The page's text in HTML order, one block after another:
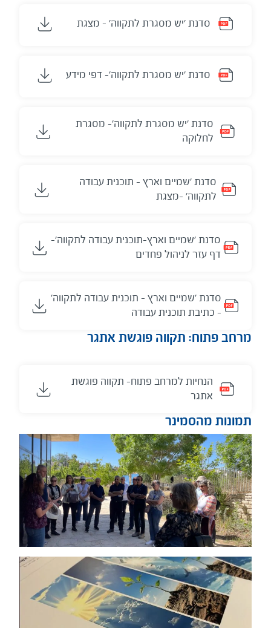
סדנת 'יש מסגרת לתקווה' - מצגת
סדנת 'יש מסגרת לתקווה'- דפי מידע
סדנת 'יש מסגרת לתקווה'- מסגרת
לחלוקה
סדנת 'שמיים וארץ - תוכנית עבודה
לתקווה' -מצגת
סדנת 'שמיים וארץ-תוכנית עבודה לתקווה'-
דף עזר לניהול פחדים
סדנת 'שמיים וארץ – תוכנית עבודה לתקווה'
– כתיבת תוכנית עבודה
​מרחב פתוח: תקווה פוגשת אתגר
הנחיות למרחב פתוח- תקווה פוגשת
אתגר
תמונות מהסמינר